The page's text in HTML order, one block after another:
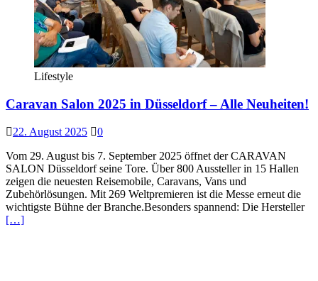
Lifestyle
Caravan Salon 2025 in Düsseldorf – Alle Neuheiten!
22. August 2025
0
Vom 29. August bis 7. September 2025 öffnet der CARAVAN
SALON Düsseldorf seine Tore. Über 800 Aussteller in 15 Hallen
zeigen die neuesten Reisemobile, Caravans, Vans und
Zubehörlösungen. Mit 269 Weltpremieren ist die Messe erneut die
wichtigste Bühne der Branche.Besonders spannend: Die Hersteller
[…]